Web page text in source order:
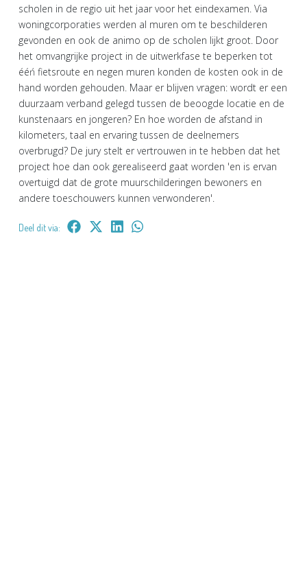
scholen in de regio uit het jaar voor het eindexamen. Via
woningcorporaties werden al muren om te beschilderen
gevonden en ook de animo op de scholen lijkt groot. Door
het omvangrijke project in de uitwerkfase te beperken tot
ééń fietsroute en negen muren konden de kosten ook in de
hand worden gehouden. Maar er blijven vragen: wordt er een
duurzaam verband gelegd tussen de beoogde locatie en de
kunstenaars en jongeren? En hoe worden de afstand in
kilometers, taal en ervaring tussen de deelnemers
overbrugd? De jury stelt er vertrouwen in te hebben dat het
project hoe dan ook gerealiseerd gaat worden 'en is ervan
overtuigd dat de grote muurschilderingen bewoners en
andere toeschouwers kunnen verwonderen'.
Deel dit via: